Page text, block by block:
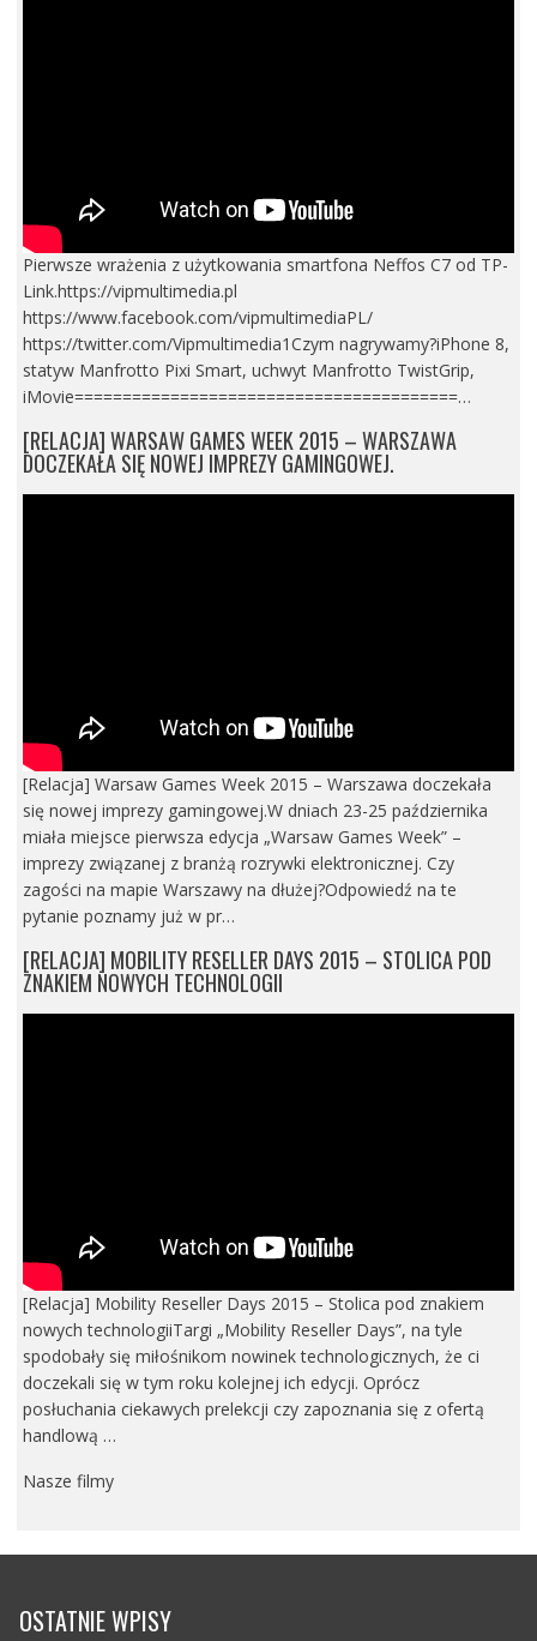
Pierwsze wrażenia z użytkowania smartfona Neffos C7 od TP-
Link.https://vipmultimedia.pl
https://www.facebook.com/vipmultimediaPL/
https://twitter.com/Vipmultimedia1Czym nagrywamy?iPhone 8,
statyw Manfrotto Pixi Smart, uchwyt Manfrotto TwistGrip,
iMovie========================================…
[RELACJA] WARSAW GAMES WEEK 2015 – WARSZAWA
DOCZEKAŁA SIĘ NOWEJ IMPREZY GAMINGOWEJ.
[Relacja] Warsaw Games Week 2015 – Warszawa doczekała
się nowej imprezy gamingowej.W dniach 23-25 października
miała miejsce pierwsza edycja „Warsaw Games Week” –
imprezy związanej z branżą rozrywki elektronicznej. Czy
zagości na mapie Warszawy na dłużej?Odpowiedź na te
pytanie poznamy już w pr…
[RELACJA] MOBILITY RESELLER DAYS 2015 – STOLICA POD
ZNAKIEM NOWYCH TECHNOLOGII
[Relacja] Mobility Reseller Days 2015 – Stolica pod znakiem
nowych technologiiTargi „Mobility Reseller Days”, na tyle
spodobały się miłośnikom nowinek technologicznych, że ci
doczekali się w tym roku kolejnej ich edycji. Oprócz
posłuchania ciekawych prelekcji czy zapoznania się z ofertą
handlową …
Nasze filmy
OSTATNIE WPISY